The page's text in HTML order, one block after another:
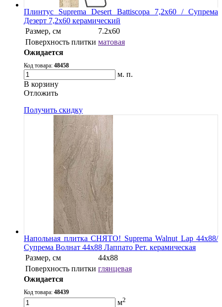
Плинтус Suprema Desert Battiscopa 7,2х60 / Супрема
Дезерт 7,2х60 керамический
Размер, см
7.2х60
Поверхность плитки матовая
Ожидается
Код товара: 48458
м. п.
В корзину
Oтложить
Получить скидку
Напольная плитка СНЯТО! Suprema Walnut Lap 44х88/
Супрема Волнат 44х88 Лаппато Рет. керамическая
Размер, см
44х88
Поверхность плитки глянцевая
Ожидается
Код товара: 48439
м2